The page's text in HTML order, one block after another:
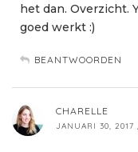
het dan. Overzicht.
goed werkt :)
BEANTWOORDEN
CHARELLE
JANUARI 30, 2017